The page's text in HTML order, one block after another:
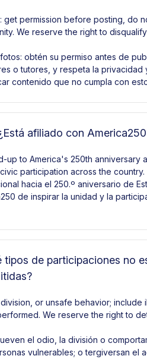
permission before posting, do
We reserve the right to
obtén su permiso antes de
o tutores, y respeta la privacidad
contenido que no cumpla con
afiliado con
up to America's 250th anniversary
participation across the country.
hacia el 250.º aniversario de
de inspirar la unidad y la
tipos de participaciones no
or unsafe behavior; include
We reserve the right to
el odio, la división o
vulnerables; o tergiversan el